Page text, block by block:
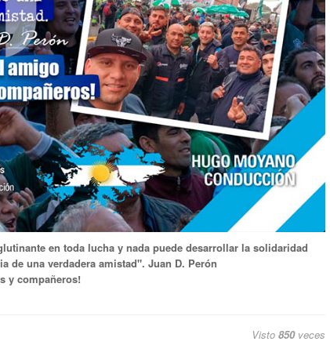
en toda lucha y nada puede desarrollar la solidaridad
de una verdadera amistad". Juan D. Perón
y compañeros!
Visto 850veces